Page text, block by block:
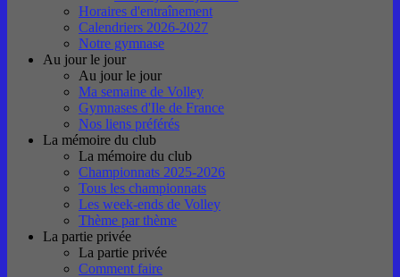
Horaires d'entraînement
Calendriers 2026-2027
Notre gymnase
Au jour le jour
Au jour le jour
Ma semaine de Volley
Gymnases d'Ile de France
Nos liens préférés
La mémoire du club
La mémoire du club
Championnats 2025-2026
Tous les championnats
Les week-ends de Volley
Thème par thème
La partie privée
La partie privée
Comment faire